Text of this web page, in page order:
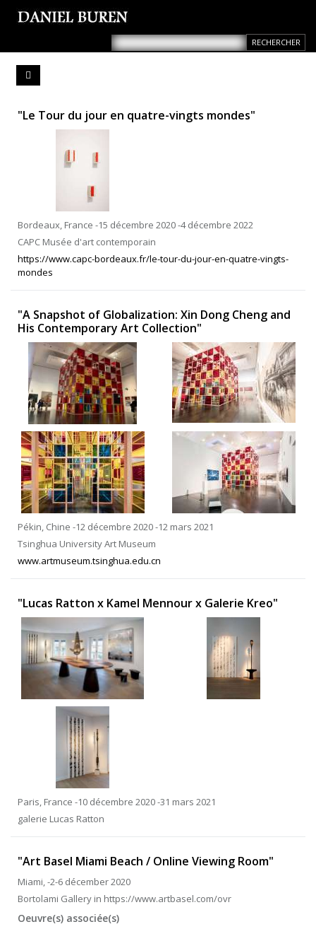
"Le Tour du jour en quatre-vingts mondes"
Bordeaux, France -15 décembre 2020 -4 décembre 2022
CAPC Musée d'art contemporain
https://www.capc-bordeaux.fr/le-tour-du-jour-en-quatre-vingts-
mondes
"A Snapshot of Globalization: Xin Dong Cheng and
His Contemporary Art Collection"
Pékin, Chine -12 décembre 2020 -12 mars 2021
Tsinghua University Art Museum
www.artmuseum.tsinghua.edu.cn
"Lucas Ratton x Kamel Mennour x Galerie Kreo"
Paris, France -10 décembre 2020 -31 mars 2021
galerie Lucas Ratton
"Art Basel Miami Beach / Online Viewing Room"
Miami, -2-6 décember 2020
Bortolami Gallery in https://www.artbasel.com/ovr
Oeuvre(s) associée(s)